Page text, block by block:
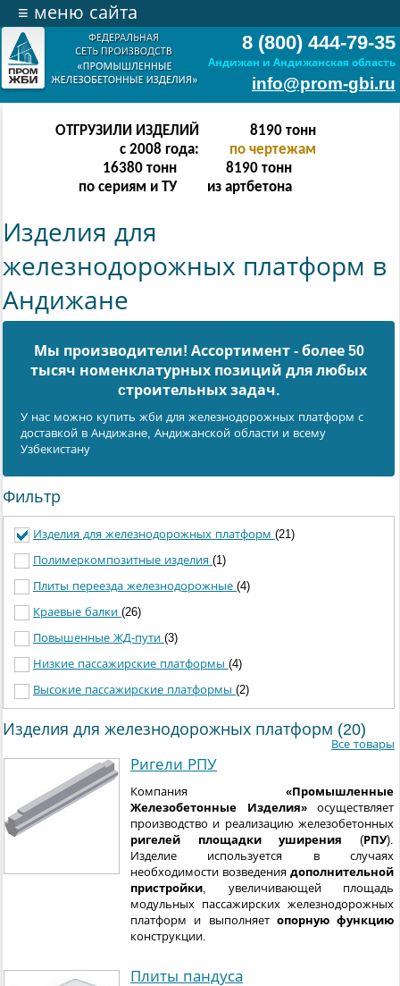
8 (800) 444-79-35
Андижан и Андижанская область
info@prom-gbi.ru
≡ меню сайта
ОТГРУЗИЛИ ИЗДЕЛИЙ
с 2008 года:
16382тонн
по чертежам
32764 тонн
по сериям и ТУ
16382 тонн
из артбетона
Изделия для
железнодорожных платформ в
Андижане
Мы производители! Ассортимент - более 50
тысяч номенклатурных позиций для любых
cтроительных задач.
У нас можно купить жби для железнодорожных платформ с
доставкой в Андижанe, Андижанской области и всему
Узбекистану
Фильтр
Изделия для железнодорожных платформ (21)
Полимеркомпозитные изделия (1)
Плиты переезда железнодорожные (4)
Краевые балки (26)
Повышенные ЖД-пути (3)
Низкие пассажирские платформы (4)
Высокие пассажирские платформы (2)
Изделия для железнодорожных платформ (20)
Все товары
Ригели РПУ
Компания «Промышленные
Железобетонные Изделия»осуществляет
производство и реализацию железобетонных
ригелей площадки уширения (РПУ).
Изделие используется в случаях
необходимости возведения дополнительной
пристройки , увеличивающей площадь
модульных пассажирских железнодорожных
платформ и выполняет опорную функцию
конструкции.
Плиты пандуса